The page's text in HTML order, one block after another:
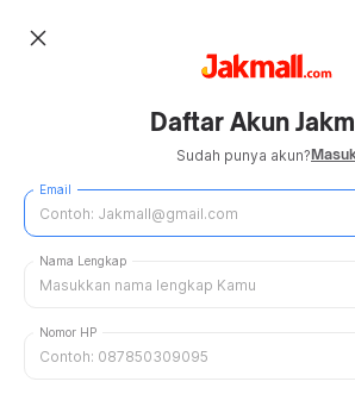
close
Daftar Akun
Sudah punya akun?
Email
Nama Lengkap
Nomor HP